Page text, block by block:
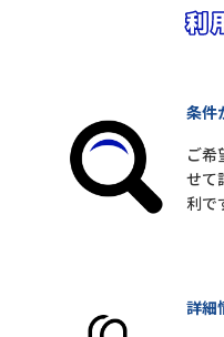
条件
ご希
せて
利で
詳細